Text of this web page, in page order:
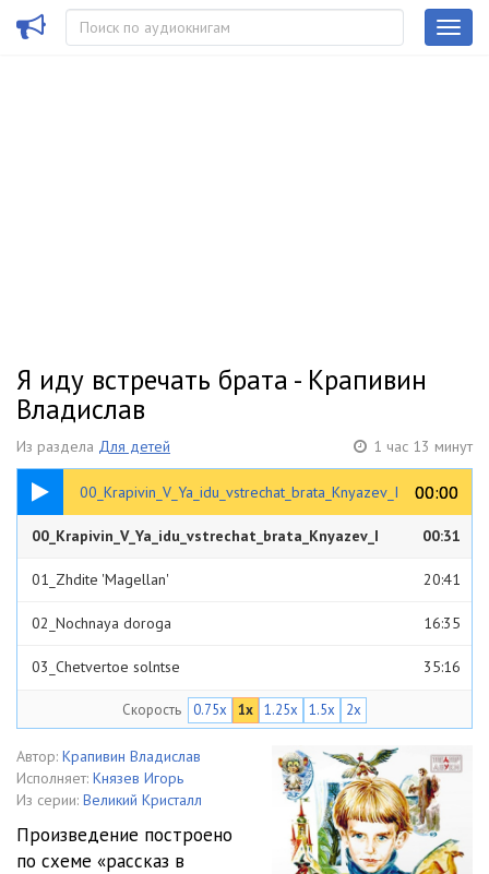
Я иду встречать брата - Крапивин
Владислав
Из раздела Для детей 1 час 13 минут
00_Krapivin_V_Ya_idu_vstrechat_brata_Knyazev_I 00:00
00:00
00:31
00_Krapivin_V_Ya_idu_vstrechat_brata_Knyazev_I 00:31
01_Zhdite 'Magellan' 20:41
02_Nochnaya doroga 16:35
03_Chetvertoe solntse 35:16
Скорость 0.75x 1x 1.25x 1.5x 2x
Автор: Крапивин Владислав
Исполняет: Князев Игорь
Из серии: Великий Кристалл
Произведение построено
по схеме «рассказ в